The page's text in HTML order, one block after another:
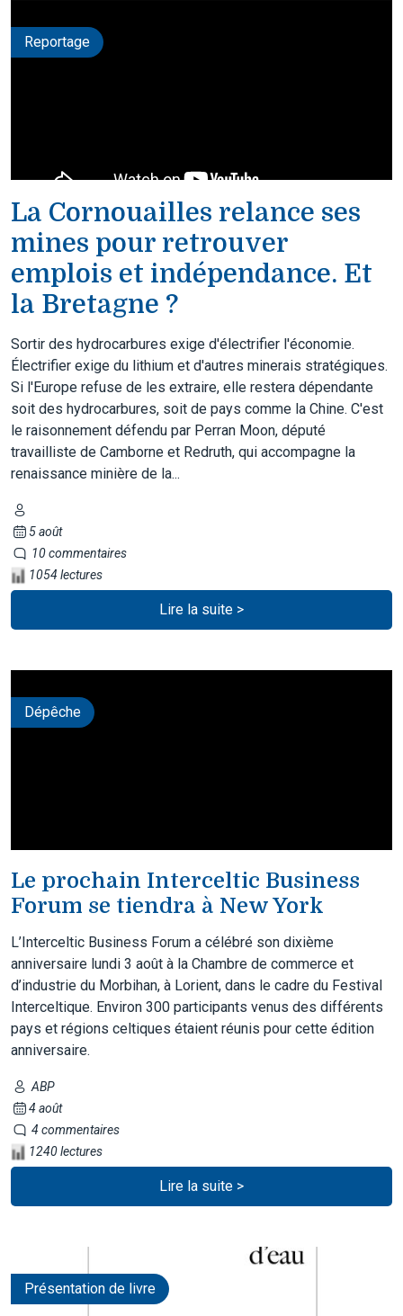
Reportage
La Cornouailles relance ses
mines pour retrouver
emplois et indépendance. Et
la Bretagne ?
Sortir des hydrocarbures exige d'électrifier l'économie.
Électrifier exige du lithium et d'autres minerais stratégiques.
Si l'Europe refuse de les extraire, elle restera dépendante
soit des hydrocarbures, soit de pays comme la Chine. C'est
le raisonnement défendu par Perran Moon, député
travailliste de Camborne et Redruth, qui accompagne la
renaissance minière de la...
5 août
10 commentaires
1054 lectures
Lire la suite >
Dépêche
Le prochain Interceltic Business
Forum se tiendra à New York
L’Interceltic Business Forum a célébré son dixième
anniversaire lundi 3 août à la Chambre de commerce et
d’industrie du Morbihan, à Lorient, dans le cadre du Festival
Interceltique. Environ 300 participants venus des différents
pays et régions celtiques étaient réunis pour cette édition
anniversaire.
ABP
4 août
4 commentaires
1240 lectures
Lire la suite >
Présentation de livre